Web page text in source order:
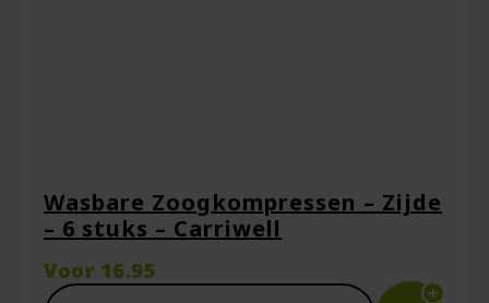
E-mail*
Wasbare Zoogkompressen – Zijde
– 6 stuks – Carriwell
Voor 16.95